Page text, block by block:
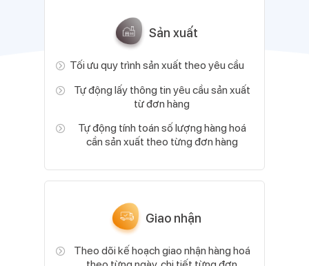
Sản xuất
Tối ưu quy trình sản xuất theo yêu cầu
Tự động lấy thông tin yêu cầu sản xuất
từ đơn hàng
Tự động tính toán số lượng hàng hoá
cần sản xuất theo từng đơn hàng
Giao nhận
Theo dõi kế hoạch giao nhận hàng hoá